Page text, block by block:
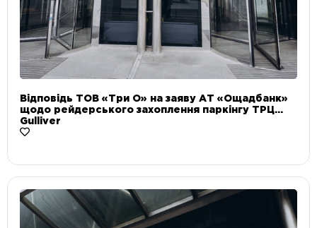
Відповідь ТОВ «Три О» на заяву АТ «Ощадбанк»
щодо рейдерського захоплення паркінгу ТРЦ
Gulliver